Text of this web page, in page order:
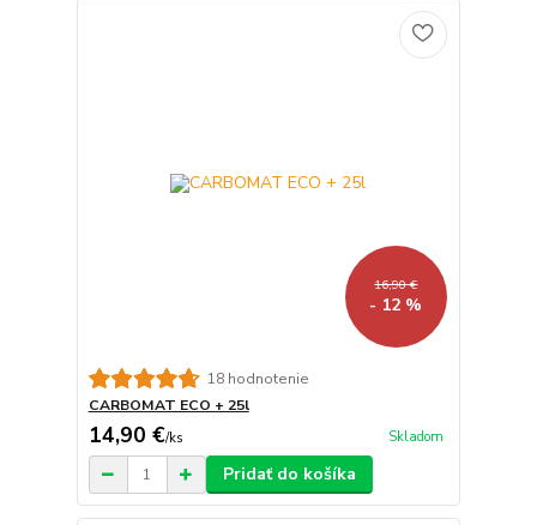
16,90 €
- 12 %
18 hodnotenie
CARBOMAT ECO + 25l
14,90 €/ks Skladom
Pridať do košíka